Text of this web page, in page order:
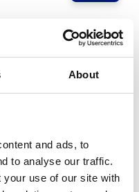
About
and ads, to
to analyse our traffic.
your use of our site with